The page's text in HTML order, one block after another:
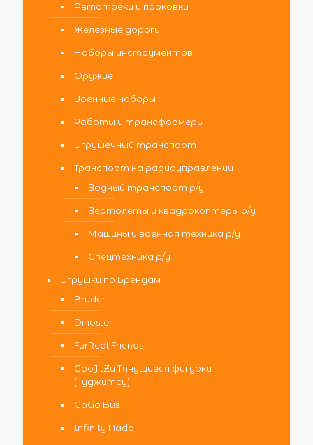
Автотреки и парковки
Железные дороги
Наборы инструментов
Оружие
Военные наборы
Роботы и трансформеры
Игрушечный транспорт
Транспорт на радиоуправлении
Водный транспорт р/у
Вертолеты и квадрокоптеры р/у
Машины и военная техника р/у
Спецтехника р/у
Игрушки по Брендам
Bruder
Dinoster
FurReal Friends
GooJitZu Тянущиеся фигурки
(Гуджитсу)
GoGo Bus
Infinity Nado